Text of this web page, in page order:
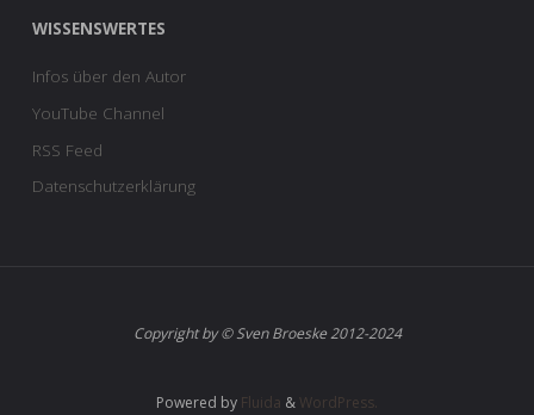
WISSENSWERTES
Infos über den Autor
YouTube Channel
RSS Feed
Datenschutzerklärung
Copyright by © Sven Broeske 2012-2024
Powered by Fluida & WordPress.